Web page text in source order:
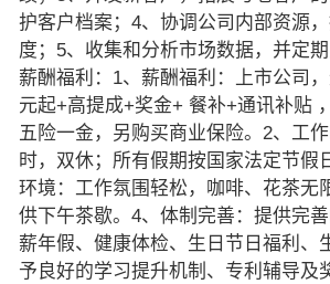
护客户档案；4、协调公司内部资源
度；5、收集和分析市场数据，并定期
薪酬福利：1、薪酬福利：上市公司
元起+高提成+奖金+ 餐补+通讯补贴
五险一金，另购买商业保险。2、工
时，双休；所有假期按国家法定节假
环境：工作氛围轻松，咖啡、花茶无
供下午茶歇。4、体制完善：提供完
薪年假、健康体检、生日节日福利、
予良好的学习提升机制、专利辅导及